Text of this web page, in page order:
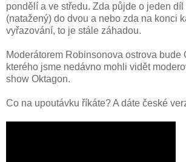
pondělí a ve středu. Zda půjde o jeden
(natažený) do dvou a nebo zda na konci
vyřazování, to je stále záhadou.
Moderátorem Robinsonova ostrova bude
kterého jsme nedávno mohli vidět
show Oktagon.
Co na upoutávku říkáte? A dáte české